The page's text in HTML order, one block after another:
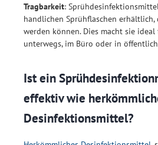
Tragbarkeit:
handlichen Sprühflaschen
werden können. Dies macht sie
unterwegs, im Büro oder in
Ist ein
effektiv wie
Desinfektionsmittel?